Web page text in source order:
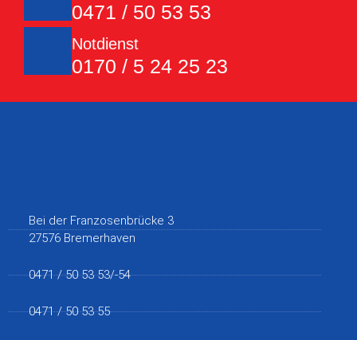
0471 / 50 53 53
Notdienst
0170 / 5 24 25 23
Bei der Franzosenbrücke 3
27576 Bremerhaven
0471 / 50 53 53/-54
0471 / 50 53 55